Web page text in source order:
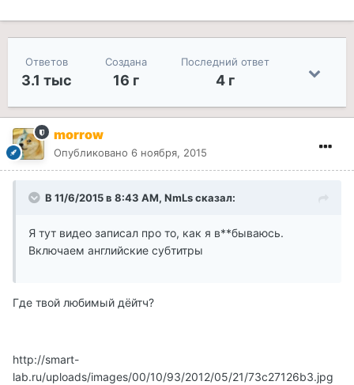
Ответов
3.1 тыс
Создана
16 г
Последний ответ
4 г
morrow
Опубликовано 6 ноября, 2015
В 11/6/2015 в 8:43 AM, NmLs сказал:
Я тут видео записал про то, как я в**бываюсь.
Включаем английские субтитры
Где твой любимый дёйтч?
http://smart-
lab.ru/uploads/images/00/10/93/2012/05/21/73c27126b3.jpg